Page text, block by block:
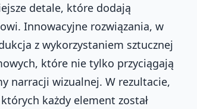
detale, które dodają
Innowacyjne rozwiązania, w
z wykorzystaniem sztucznej
które nie tylko przyciągają
narracji wizualnej. W rezultacie,
każdy element został